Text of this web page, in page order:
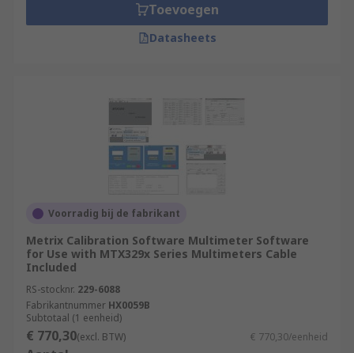
Toevoegen
Datasheets
Voorradig bij de fabrikant
Metrix Calibration Software Multimeter Software
for Use with MTX329x Series Multimeters Cable
Included
RS-stocknr. 229-6088
Fabrikantnummer HX0059B
Subtotaal (1 eenheid)
€ 770,30(excl. BTW) € 770,30/eenheid